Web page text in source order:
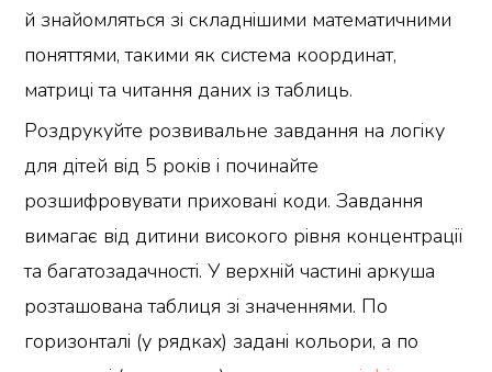
й знайомляться зі складнішими математичними
поняттями, такими як система координат,
матриці та читання даних із таблиць.
Роздрукуйте розвивальне завдання на логіку
для дітей від 5 років і починайте
розшифровувати приховані коди. Завдання
вимагає від дитини високого рівня концентрації
та багатозадачності. У верхній частині аркуша
розташована таблиця зі значеннями. По
горизонталі (у рядках) задані кольори, а по